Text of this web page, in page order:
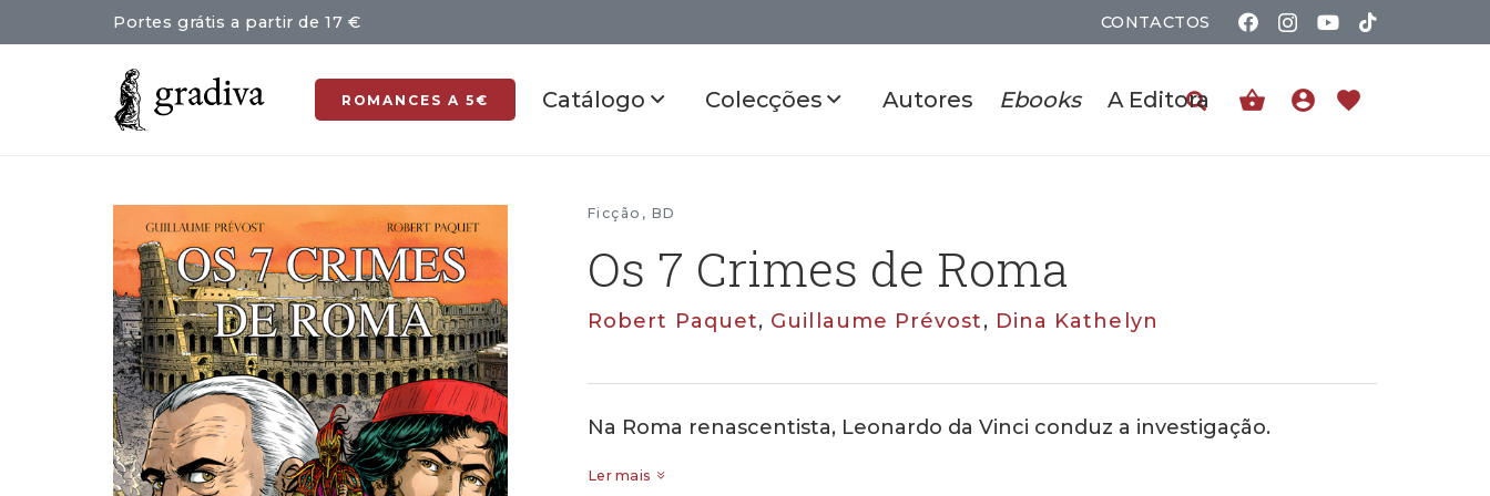
Portes grátis a partir de 17 € CONTACTOS
ROMANCES A 5€ Catálogo Colecções Autores Ebooks A Editora shopping_basket account_circle favorite
Ficção , BD
Os 7 Crimes de Roma
Robert Paquet, Guillaume Prévost, Dina Kathelyn
Na Roma renascentista, Leonardo da Vinci conduz a investigação.
Ler mais